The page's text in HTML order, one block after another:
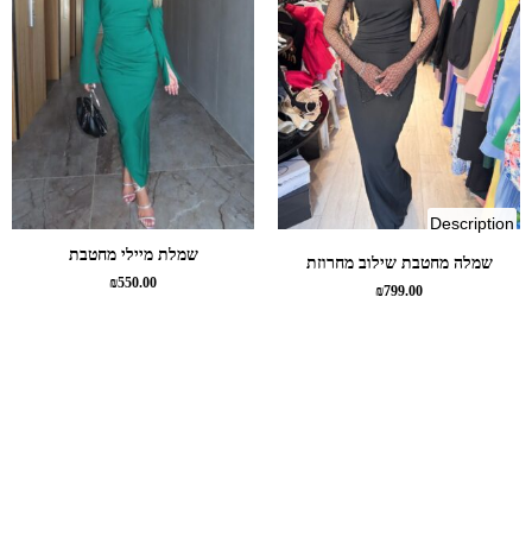
Description
dress
beaded
שמלה מחטבת שילוב מחרוזת
₪799.00
שמלת מיילי מחטבת
₪550.00